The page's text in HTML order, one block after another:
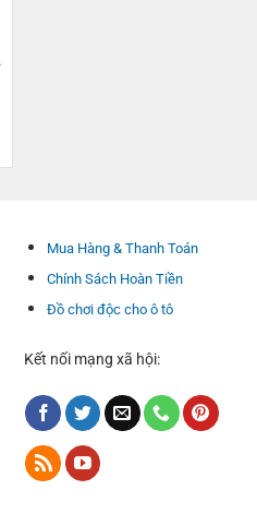
Mua Hàng & Thanh Toán
Chính Sách Hoàn Tiền
Đồ chơi độc cho ô tô
Kết nối mạng xã hội: